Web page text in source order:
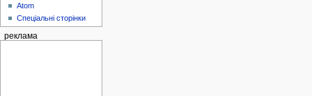
Atom
Спеціальні сторінки
реклама